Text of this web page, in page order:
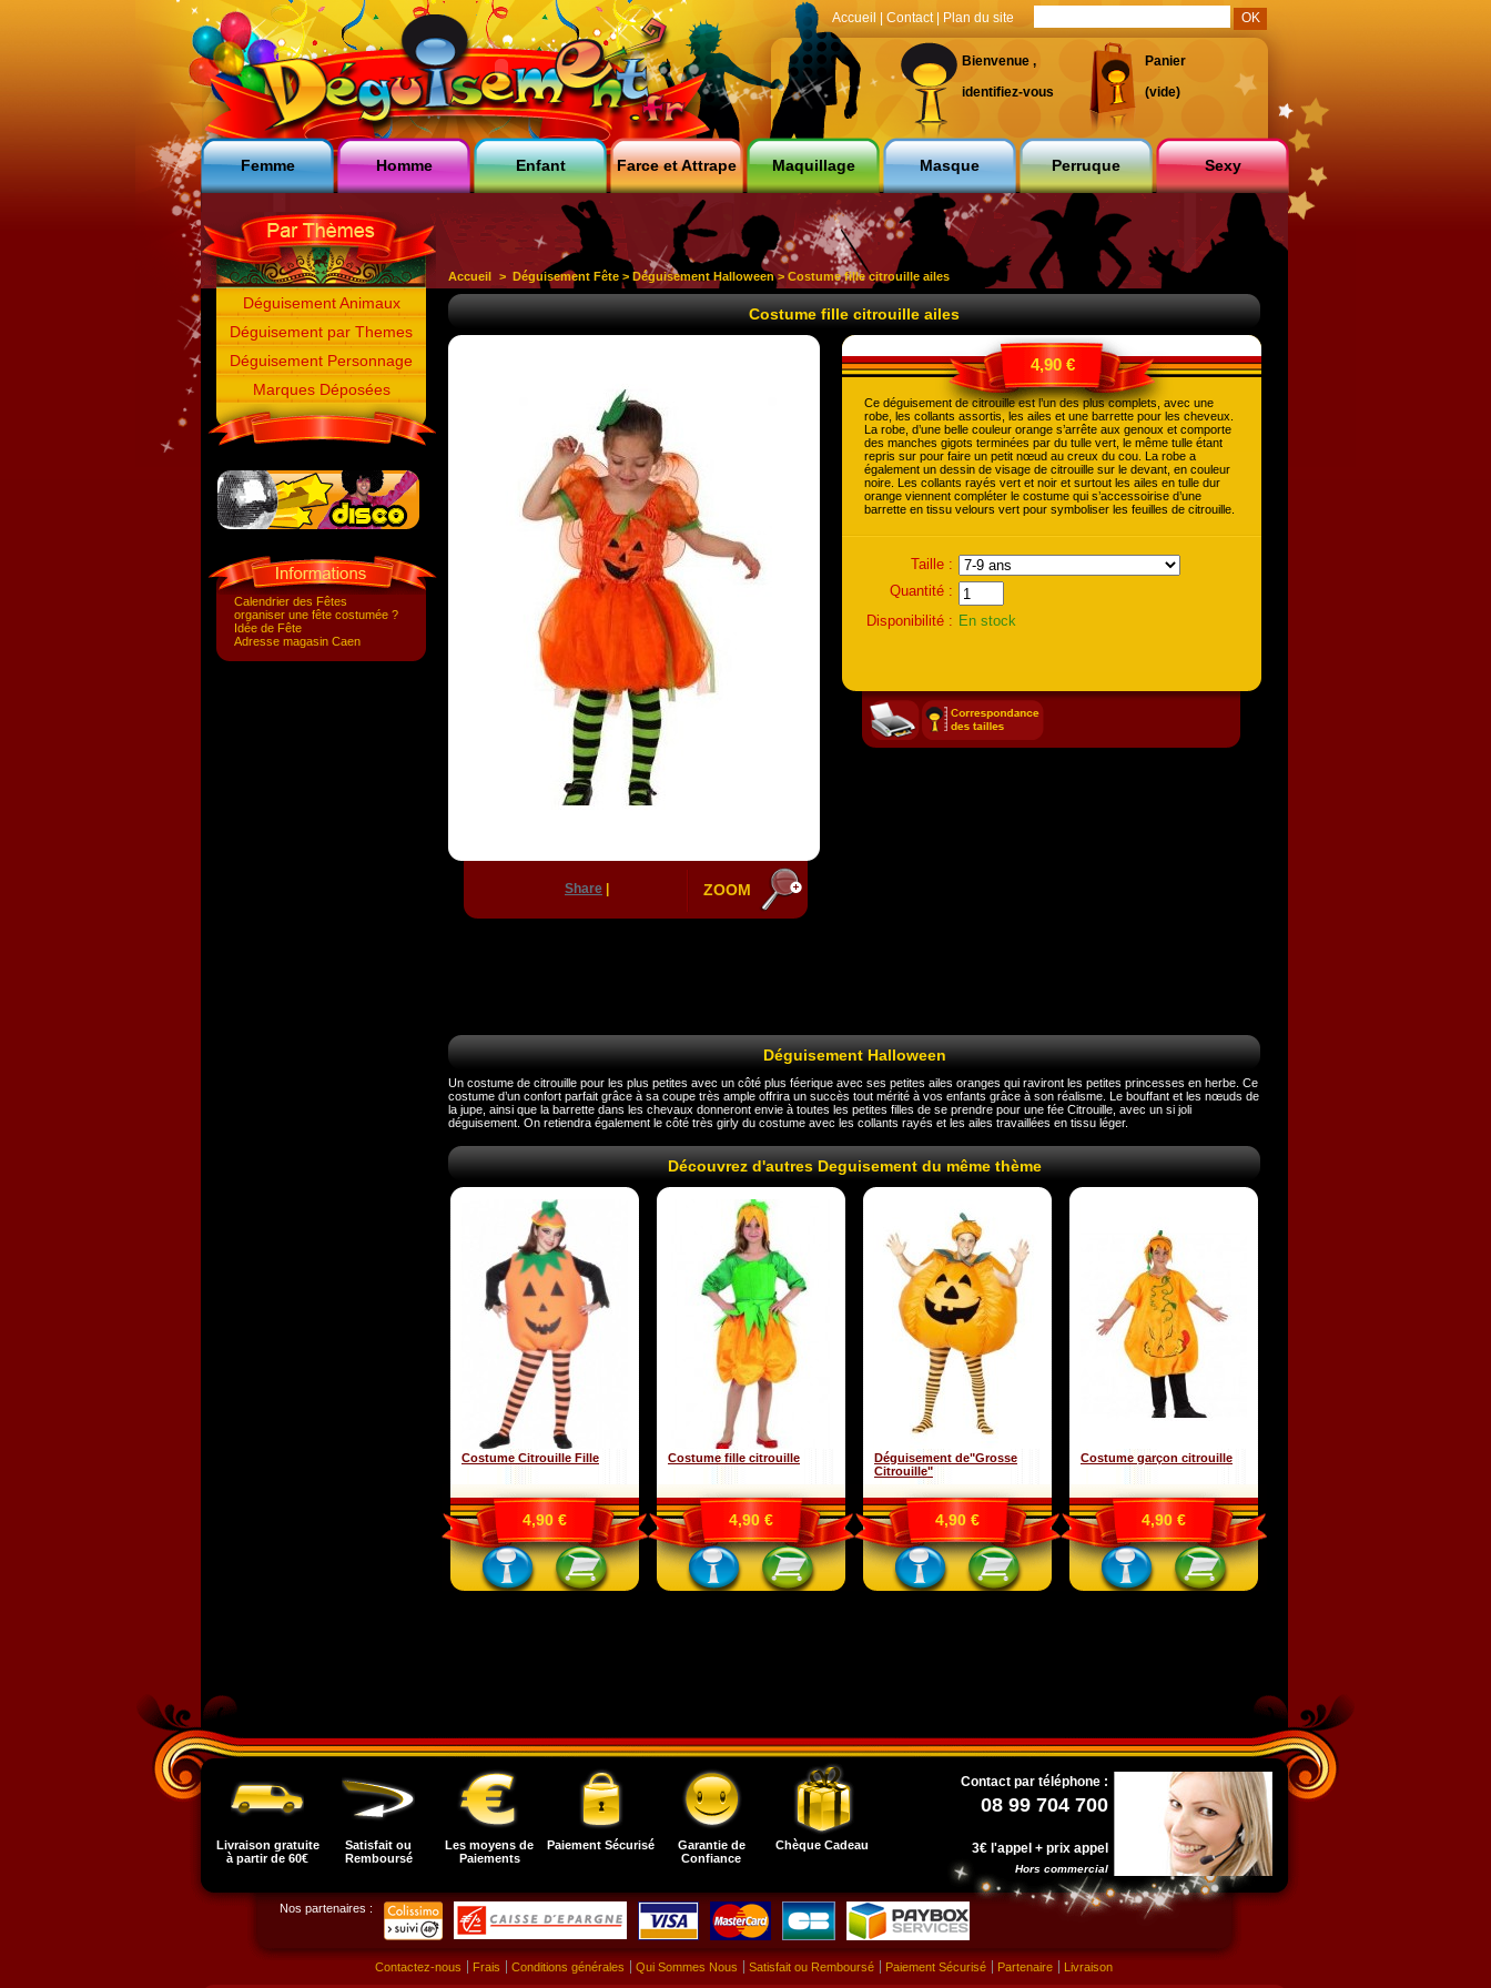
Accueil | Contact | Plan du site
Bienvenue ,
identifiez-vous
Panier
(vide)
Femme Homme Enfant Farce et Attrape Maquillage Masque Perruque Sexy
Déguisement Animaux
Déguisement par Themes
Déguisement Personnage
Marques Déposées
Calendrier des Fêtes
organiser une fête costumée ?
Idée de Fête
Adresse magasin Caen
Accueil > Déguisement Fête >Déguisement Halloween> Costume fille citrouille ailes
Costume fille citrouille ailes
Share ZOOM
4,90 €
Ce déguisement decitrouilleest l’un des plus complets, avec une
robe, les collants assortis, les ailes et une barrette pour les cheveux.
La robe, d’une belle couleur orange s’arrête aux genoux et comporte
des manches gigots terminées par du tulle vert, le même tulle étant
repris sur pour faire un petit nœud au creux du cou. La robe a
également un dessin de visage de citrouille sur le devant, en couleur
noire. Les collants rayés vert et noir et surtout les ailes en tulle dur
orange viennent compléter le costume qui s’accessoirise d’une
barrette en tissu velours vert pour symboliser les feuilles de citrouille.
Taille :
Quantité :
Disponibilité : En stock
Déguisement Halloween
Un costume de citrouille pour les plus petites avec un côté plus féerique avec ses petites ailes oranges qui raviront les petites princesses en herbe. Ce
costume d’un confort parfait grâce à sa coupe très ample offrira un succès tout mérité à vos enfants grâce à son réalisme. Le bouffant et les nœuds de
la jupe, ainsi que la barrette dans les chevaux donneront envie à toutes les petites filles de se prendre pour une fée Citrouille, avec un si joli
déguisement. On retiendra également le côté très girly du costume avec les collants rayés et les ailes travaillées en tissu léger.
Découvrez d'autres Deguisement du même thème
Costume Citrouille Fille
4,90 €
Costume fille citrouille
4,90 €
Déguisement de"Grosse
Citrouille"
4,90 €
Costume garçon citrouille
4,90 €
Livraison gratuite
à partir de 60€
Satisfait ou
Remboursé
Les moyens de
Paiements
Paiement Sécurisé
Garantie de
Confiance
Chèque Cadeau
Contact par téléphone :
08 99 704 700
3€ l'appel + prix appel
Hors commercial
Nos partenaires :
Contactez-nous Frais Conditions générales Qui Sommes Nous Satisfait ou Remboursé Paiement Sécurisé Partenaire Livraison